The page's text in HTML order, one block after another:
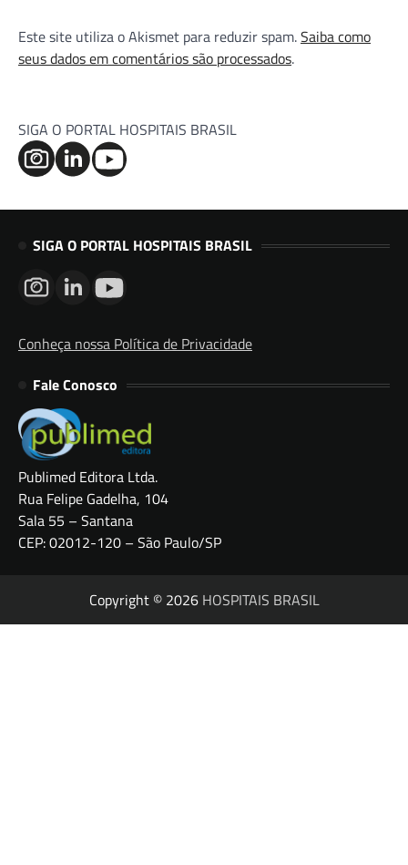
Este site utiliza o Akismet para reduzir spam.Saiba como
seus dados em comentários são processados.
SIGA O PORTAL HOSPITAIS BRASIL
SIGA O PORTAL HOSPITAIS BRASIL
Conheça nossa Política de Privacidade
Fale Conosco
Publimed Editora Ltda.
Rua Felipe Gadelha, 104
Sala 55 – Santana
CEP: 02012-120 – São Paulo/SP
Copyright © 2026 HOSPITAIS BRASIL